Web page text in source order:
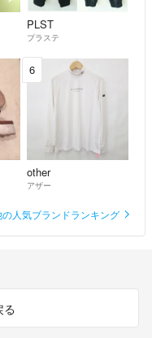
PLST
プラステ
6
other
アザー
の人気ブランドランキング